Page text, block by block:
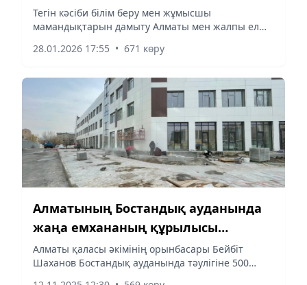
жатыр
Тегін кәсіби білім беру мен жұмысшы
мамандықтарын дамыту Алматы мен жалпы ел
жұмыспен қамтудағы негізгі құралдың біріне
28.01.2026 17:55 • 671 көру
Алматының Бостандық ауданында
жаңа емхананың құрылысы
аяқталуға жақын
Алматы қаласы әкімінің орынбасары Бейбіт
Шаханов Бостандық ауданында тәулігіне 500